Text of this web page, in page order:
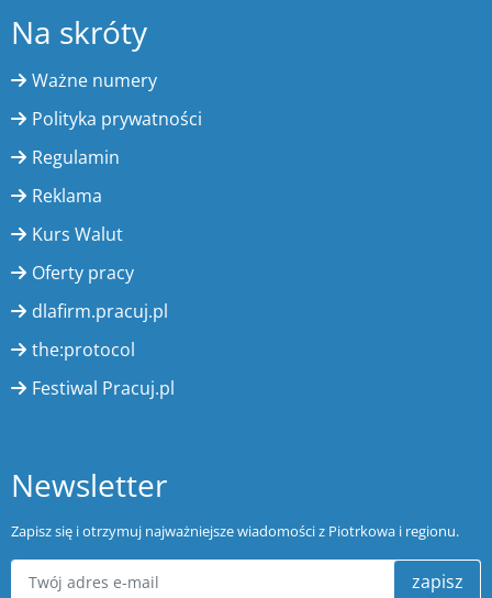
Na skróty
Ważne numery
Polityka prywatności
Regulamin
Reklama
Kurs Walut
Oferty pracy
dlafirm.pracuj.pl
the:protocol
Festiwal Pracuj.pl
Newsletter
Zapisz się i otrzymuj najważniejsze wiadomości z Piotrkowa i regionu.
zapisz